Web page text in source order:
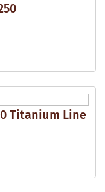
Titanium Line